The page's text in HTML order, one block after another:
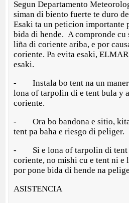
Segun Departamento
siman di biento fuerte te duro
Esaki ta un peticion importante
bida di hende. A compronde cu
liña di coriente ariba, e por
coriente. Pa evita esaki,
esaki.
- Instala bo tent na un
lona of tarpolin di e tent bula y
coriente.
- Ora bo bandona e sitio, kita
tent pa baha e riesgo di peliger.
- Si e lona of tarpolin di tent
coriente, no mishi cu e tent ni e
por pone bida di hende na
ASISTENCIA